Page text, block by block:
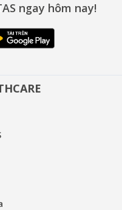
ngay hôm nay!